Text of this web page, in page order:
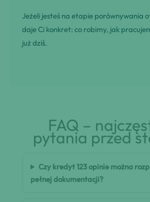
Jeżeli jesteś na etapie porównywania
daje Ci konkret: co robimy, jak
już dziś.
FAQ –
pytania przed
Czy kredyt 123 opinie można
pełnej dokumentacji?